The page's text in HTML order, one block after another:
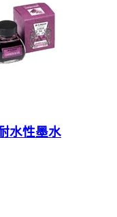
水性墨水